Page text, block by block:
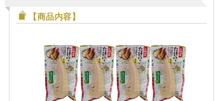
【商品内容】